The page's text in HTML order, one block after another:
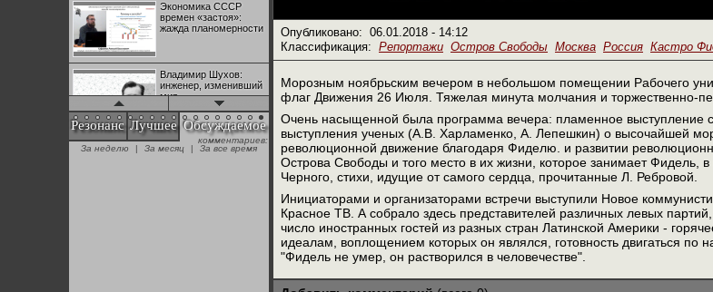
Экономика СССР
времен «застоя»:
жажда планомерности
Владимир Шухов:
инженер, изменивший
мир
"Аркадий Коц" на
эгалите-фесте "Не
Резонанс Лучшее Обсуждаемое
комментариев:
За неделю
| За месяц | За все время
Опубликовано: 06.01.2018 - 14:12
Классификация: Репортажи Остров Свободы Москва Россия Кастро
Морозным ноябрьским вечером в небольшом помещении Рабочего
флаг Движения 26 Июля. Тяжелая минута молчания и торжественно-
Очень насыщенной была программа вечера: пламенное выступление
выступления ученых (А.В. Харламенко, А. Лепешкин) о высочайшей
революционной движение благодаря Фиделю. и развитии
Острова Свободы и того место в их жизни, которое занимает
Черного, стихи, идущие от самого сердца, прочитанные Л. Ребровой.
Инициаторами и организаторами встречи выступили Новое
Красное ТВ. А собрало здесь представителей различных левых
число иностранных гостей из разных стран Латинской Америки -
идеалам, воплощением которых он являлся, готовность двигаться по
"Фидель не умер, он растворился в человечестве".